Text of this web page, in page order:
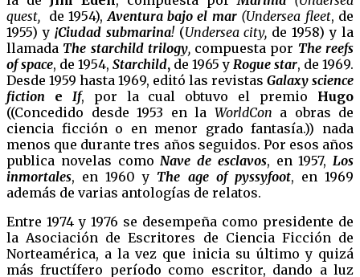
quest,
de 1954), Aventura bajo el mar(Undersea fleet, de
1955) y ¡Ciudad submarina!(Undersea city, de 1958) y la
llamada The starchild trilogy, compuesta por The reefs
of space, de 1954, Starchild, de 1965 y Rogue star, de 1969.
Desde 1959 hasta 1969, editó las revistas Galaxy science
fiction e If, por la cual obtuvo el premio Hugo
((Concedido desde 1953 en la WorldCon a obras de
ciencia ficción o en menor grado fantasía.)) nada
menos que durante tres años seguidos. Por esos años
publica novelas como Nave de esclavos, en 1957, Los
inmortales, en 1960 y The age of pyssyfoot, en 1969
además de varias antologías de relatos.
Entre 1974 y 1976 se desempeña como presidente de
la Asociación de Escritores de Ciencia Ficción de
Norteamérica, a la vez que inicia su último y quizá
más fructífero período como escritor, dando a luz